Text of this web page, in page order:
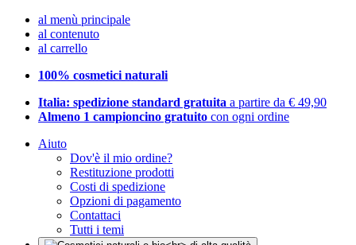
al menù principale
al contenuto
al carrello
100% cosmetici naturali
Italia: spedizione standard gratuita a partire da € 49,90
Almeno 1 campioncino gratuito con ogni ordine
Aiuto
Dov'è il mio ordine?
Restituzione prodotti
Costi di spedizione
Opzioni di pagamento
Contattaci
Tutti i temi